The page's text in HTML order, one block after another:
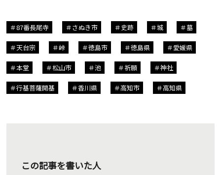
87番長尾寺 さぬき市 史跡 城 墓
天台宗 峠 徳島市 徳島県 愛媛県
本堂 松山市 池 祈願 神社
行基菩薩開基 香川県 高知市 高知県
この記事を書いた人